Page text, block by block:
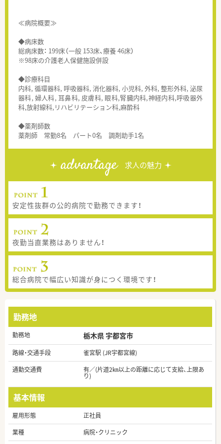
≪病院概要≫
◆病床数
総病床数： 199床（一般 153床、療養 46床）
※98床の介護老人保健施設併設
◆診療科目
内科, 循環器科, 呼吸器科, 消化器科, 小児科, 外科, 整形外科, 泌尿
器科, 婦人科, 耳鼻科, 皮膚科, 眼科,腎臓内科,神経内科,呼吸器外
科,放射線科,リハビリテーション科,麻酔科
◆薬剤師数
薬剤師 常勤8名 パート0名 調剤助手1名
advantage 求人の魅力
安定性抜群の公的病院で勤務できます！
夜勤当直業務はありません！
総合病院で幅広い知識が身につく環境です！
勤務地
勤務地 栃木県 宇都宮市
路線・交通手段
雀宮駅 (JR宇都宮線)
通勤交通費
有／(片道2㎞以上の距離に応じて支給、上限あ
り)
基本情報
雇用形態
正社員
業種
病院・クリニック